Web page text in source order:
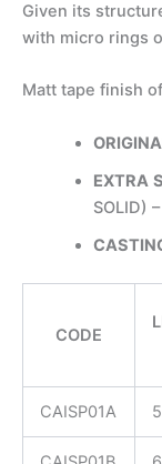
Given its
with micro rings
Matt tape finish
EXTRA
SOLID)
CODE
CAISP01A